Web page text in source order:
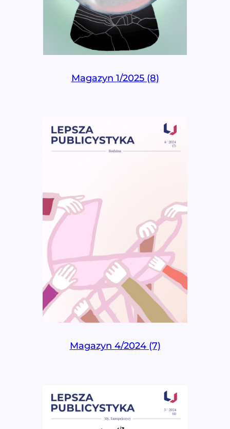
Magazyn 1/2025 (8)
Magazyn 4/2024 (7)